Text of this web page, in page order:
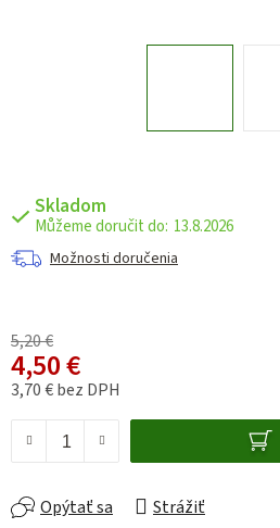
Skladom
13.8.2026
Možnosti doručenia
5,20 €
4,50 €
3,70 € bez DPH
Opýtať sa Strážiť